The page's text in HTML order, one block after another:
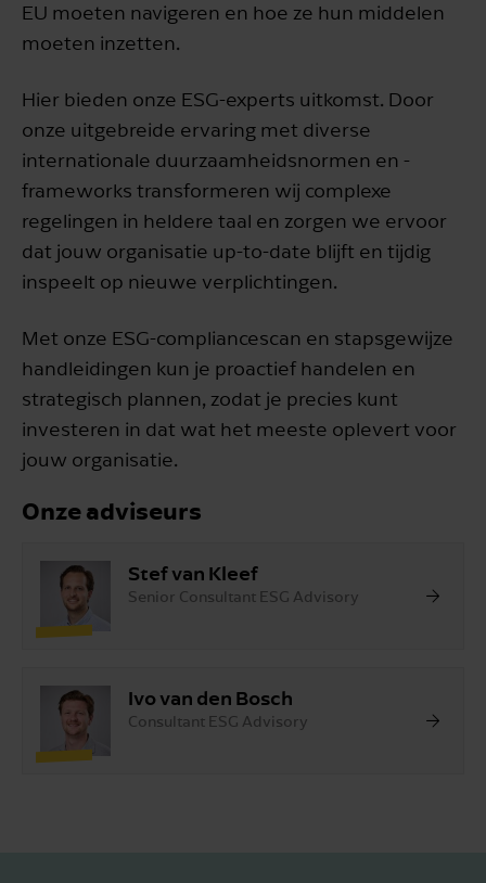
EU moeten navigeren en hoe ze hun middelen
moeten inzetten.
Hier bieden onze ESG-experts uitkomst. Door
onze uitgebreide ervaring met diverse
internationale duurzaamheidsnormen en -
frameworks transformeren wij complexe
regelingen in heldere taal en zorgen we ervoor
dat jouw organisatie up-to-date blijft en tijdig
inspeelt op nieuwe verplichtingen.
Met onze ESG-compliancescan en stapsgewijze
handleidingen kun je proactief handelen en
strategisch plannen, zodat je precies kunt
investeren in dat wat het meeste oplevert voor
jouw organisatie.
Onze adviseurs
Stef van Kleef
Senior Consultant ESG Advisory
Ivo van den Bosch
Consultant ESG Advisory